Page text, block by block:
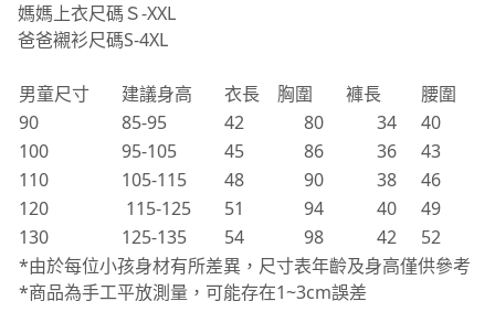
男童尺寸 建議身高
100
95-105 45 86 36
43
110
105-115 48 90 38
46
120
115-125 51 94 40
49
130
125-135 54 98 42
52
*由於每位小孩身材有所差異，尺寸表年齡及身高僅供參考
*商品為手工平放測量，可能存在1~3cm誤差
女童尺寸 建議身高 衣長